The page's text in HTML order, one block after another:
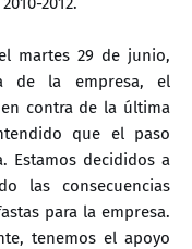
martes 29 de junio,
de la empresa, el
contra de la última
que el paso
Estamos decididos a
las consecuencias
para la empresa.
tenemos el apoyo